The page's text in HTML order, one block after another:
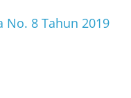
No. 8 Tahun 2019